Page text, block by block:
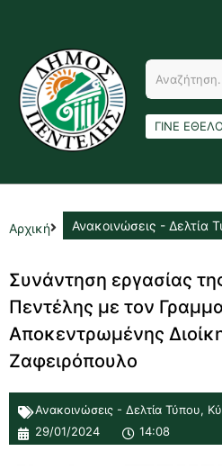
ΓΙΝΕ
Αρχική Ανακοινώσεις - Δελτία
Συνάντηση εργασίας
Πεντέλης με τον
Αποκεντρωμένης
Ζαφειρόπουλο
Ανακοινώσεις - Δελτία Τύπου,
29/01/2024
14:08